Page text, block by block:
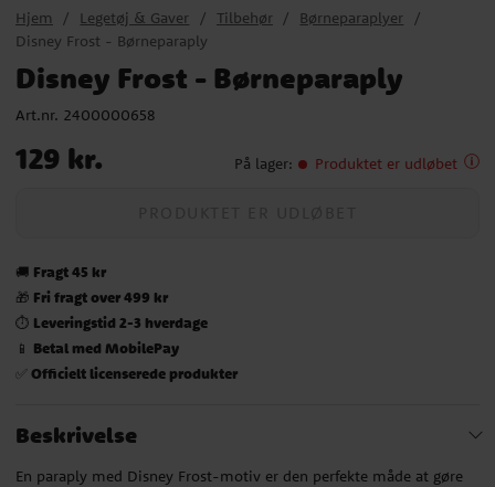
Hjem Legetøj & Gaver Tilbehør
Børneparaplyer
Disney Frost - Børneparaply
Disney Frost - Børneparaply
Art.nr. 2400000658
Pris:129 kr.
129 kr. På lager: Produktet er udløbet
🚚 Fragt 45 kr
🎁 Fri fragt over 499 kr
⏱️ Leveringstid 2-3 hverdage
📱 Betal med MobilePay
✅ Officielt licenserede produkter
Beskrivelse
En paraply med Disney Frost-motiv er den perfekte måde at gøre